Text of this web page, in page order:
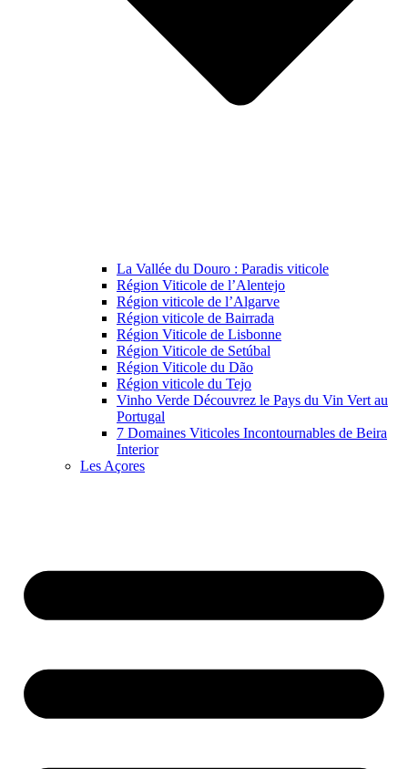
La Vallée du Douro : Paradis viticole
Région Viticole de l’Alentejo
Région viticole de l’Algarve
Région viticole de Bairrada
Région Viticole de Lisbonne
Région Viticole de Setúbal
Région Viticole du Dão
Région viticole du Tejo
Vinho Verde Découvrez le Pays du Vin Vert au
Portugal
7 Domaines Viticoles Incontournables de Beira
Interior
Les Açores